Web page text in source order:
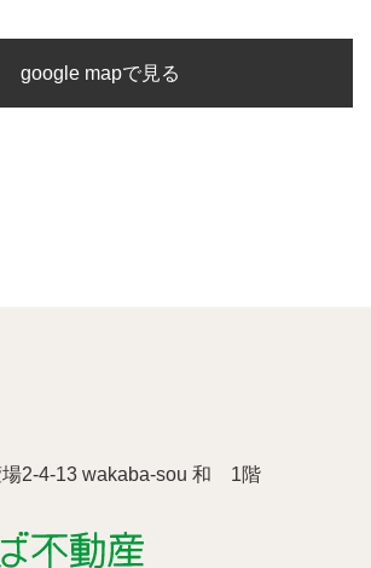
google mapで見る
場2-4-13 wakaba-sou 和 1階